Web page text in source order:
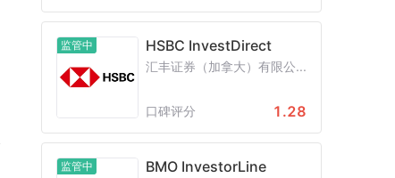
监管中 HSBC InvestDirect
汇丰证券（加拿大）有限公...
口碑评分 1.28
监管中 BMO InvestorLine